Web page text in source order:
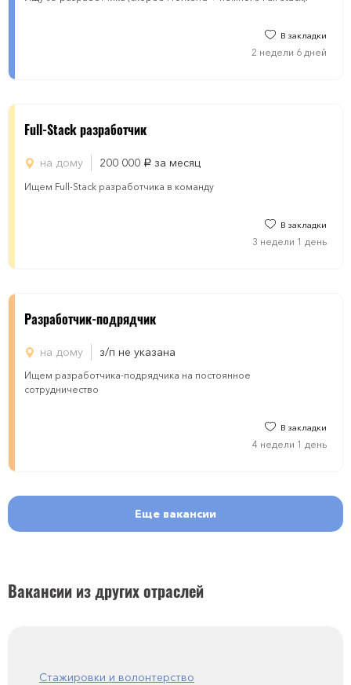
В закладки
2 недели 6 дней
Full-Stack разработчик
на дому 200 000 руб. за месяц
Ищем Full-Stack разработчика в команду
В закладки
3 недели 1 день
Разработчик-подрядчик
на дому з/п не указана
Ищем разработчика-подрядчика на постоянное
сотрудничество
В закладки
4 недели 1 день
Еще вакансии
Вакансии из других отраслей
Стажировки и волонтерство